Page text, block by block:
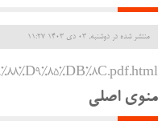
منتشر شده در دوشنبه, 03 دی 1403 11:27
منوی اصلی